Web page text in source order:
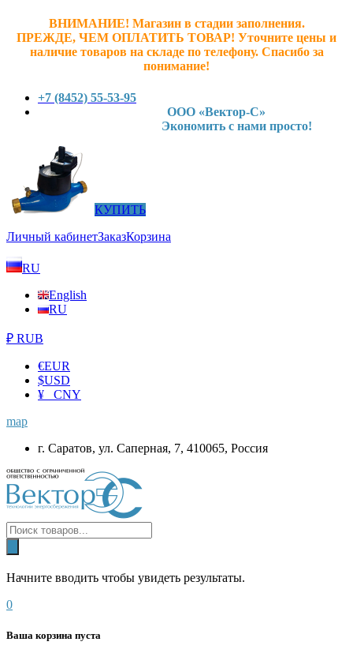
ВНИМАНИЕ! Магазин в стадии заполнения.
ПРЕЖДЕ, ЧЕМ ОПЛАТИТЬ ТОВАР! Уточните цены и
наличие товаров на складе по телефону. Спасибо за
понимание!
+7 (8452) 55-53-95
ООО «Вектор-С»
Экономить с нами просто!
КУПИТЬ
Личный кабинетЗаказКорзина
RU
English
RU
₽ RUB
€EUR
$USD
¥ CNY
map
г. Саратов, ул. Саперная, 7, 410065, Россия
Начните вводить чтобы увидеть результаты.
0
Ваша корзина пуста